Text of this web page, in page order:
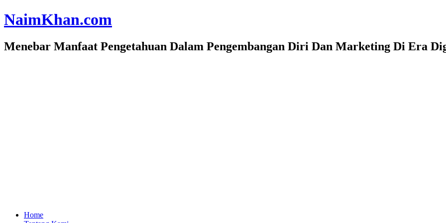
Skip
to
NaimKhan.com
Menebar Manfaat Pengetahuan Dalam Pengembangan Diri Dan Marketing Di Era
Home